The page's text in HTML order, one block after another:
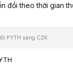
đổi theo thời gian
PYTH sang CZK